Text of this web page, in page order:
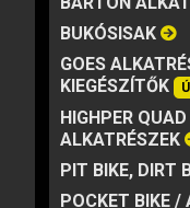
MÁRKA
BUKÓSISAK
GOES
KIEGÉSZÍTŐK
HIGHPER
ALKATRÉSZEK
PIT BIKE, DIRT
POCKET BIKE /